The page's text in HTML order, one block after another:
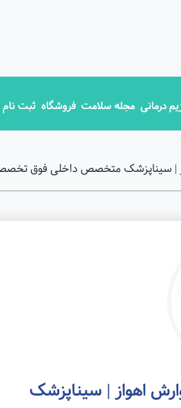
درمانی مجله سلامت فروشگاه ثبت
| سیناپزشک متخصص داخلی فوق
اهواز | سیناپزشک